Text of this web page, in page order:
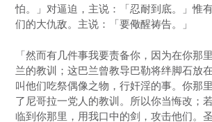
怕。」对逼迫，主说：「忍耐到底。」惟
们的大仇敌。主说：「要儆醒祷告。」
「然而有几件事我要责备你，因为在你那
兰的教训；这巴兰曾教导巴勒将绊脚石放
叫他们吃祭偶像之物，行奸淫的事。你那
了尼哥拉一党人的教训。所以你当悔改；
临到你那里，用我口中的剑，攻击他们。